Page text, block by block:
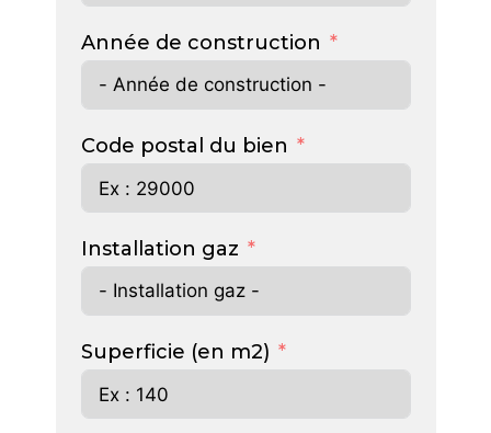
Année de construction
Code postal du bien
Installation gaz
Superficie (en m2)